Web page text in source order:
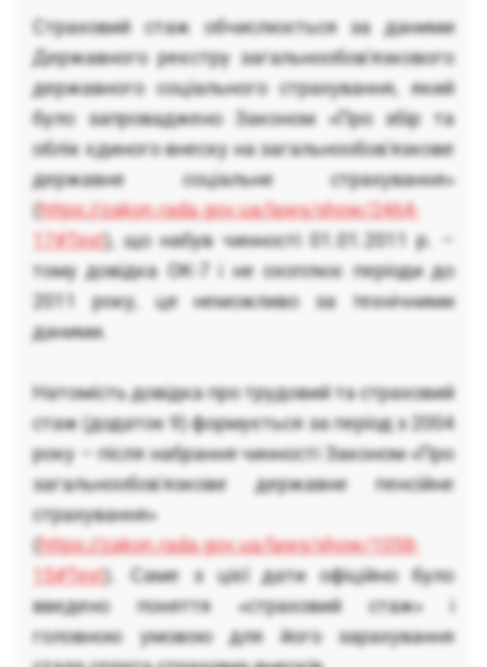
Страховий стаж обчислюється за даними
Державного реєстру загальнообов'язкового
державного соціального страхування, який
було запроваджено Законом «Про збір та
облік єдиного внеску на загальнообов'язкове
державне соціальне страхування»
(https://zakon.rada.gov.ua/laws/show/2464-
17#Text), що набув чинності 01.01.2011 р. –
тому довідка ОК-7 і не охоплює періоди до
2011 року, це неможливо за технічними
даними.
Натомість довідка про трудовий та страховий
стаж (додаток 9) формується за період з 2004
року – після набрання чинності Законом «Про
загальнообов'язкове державне пенсійне
страхування»
(https://zakon.rada.gov.ua/laws/show/1058-
15#Text). Саме з цієї дати офіційно було
введено поняття «страховий стаж» і
головною умовою для його зарахування